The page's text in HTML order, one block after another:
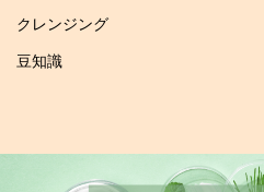
クレンジング
豆知識